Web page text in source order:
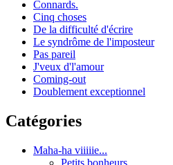
Connards.
Cinq choses
De la difficulté d'écrire
Le syndrôme de l'imposteur
Pas pareil
J'veux d'l'amour
Coming-out
Doublement exceptionnel
Catégories
Maha-ha viiiiie...
Petits bonheurs